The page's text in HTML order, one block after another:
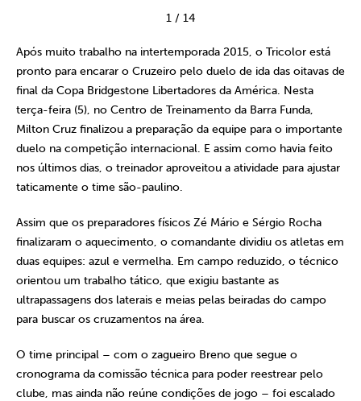
1 / 14
Após muito trabalho na intertemporada 2015, o Tricolor está
pronto para encarar o Cruzeiro pelo duelo de ida das oitavas de
final da Copa Bridgestone Libertadores da América. Nesta
terça-feira (5), no Centro de Treinamento da Barra Funda,
Milton Cruz finalizou a preparação da equipe para o importante
duelo na competição internacional. E assim como havia feito
nos últimos dias, o treinador aproveitou a atividade para ajustar
taticamente o time são-paulino.
Assim que os preparadores físicos Zé Mário e Sérgio Rocha
finalizaram o aquecimento, o comandante dividiu os atletas em
duas equipes: azul e vermelha. Em campo reduzido, o técnico
orientou um trabalho tático, que exigiu bastante as
ultrapassagens dos laterais e meias pelas beiradas do campo
para buscar os cruzamentos na área.
O time principal – com o zagueiro Breno que segue o
cronograma da comissão técnica para poder reestrear pelo
clube, mas ainda não reúne condições de jogo – foi escalado